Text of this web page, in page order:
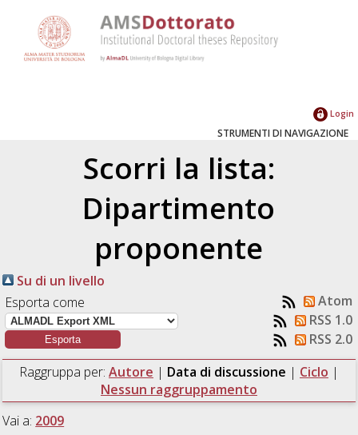
Login
STRUMENTI DI NAVIGAZIONE
Scorri la lista:
Dipartimento
proponente
Su di un livello
Esporta come
Atom
RSS 1.0
RSS 2.0
Raggruppa per: Autore | Data di discussione | Ciclo |
Nessun raggruppamento
Vai a: 2009